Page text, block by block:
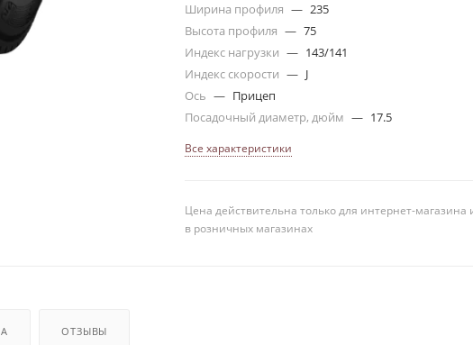
Ширина профиля — 235
Высота профиля — 75
Индекс нагрузки — 143/141
Индекс скорости — J
Ось — Прицеп
Посадочный диаметр, дюйм — 17.5
Все характеристики
Цена действительна только для интернет-магазина
в розничных магазинах
ОТЗЫВЫ